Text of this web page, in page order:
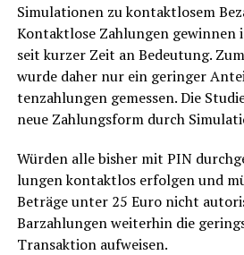
Simu­la­tio­nen zu kon­takt­lo­sem
Kon­takt­lo­se Zah­lun­gen gewin­nen
seit kur­zer Zeit an Bedeu­tung.
wur­de daher nur ein gerin­ger
ten­zah­lun­gen gemes­sen. Die
neue Zah­lungs­form durch
Wür­den alle bis­her mit PIN
lun­gen kon­takt­los erfol­gen und
Beträ­ge unter 25 Euro nicht
Bar­zah­lun­gen wei­ter­hin die
Trans­ak­ti­on aufweisen.